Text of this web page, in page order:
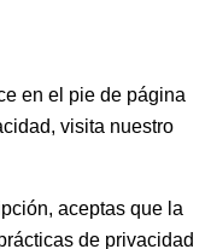
en el pie de página
visita nuestro
aceptas que la
de privacidad